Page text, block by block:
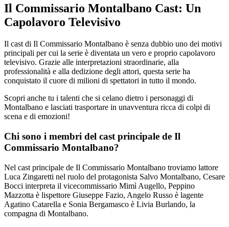
Il Commissario Montalbano Cast: Un
Capolavoro Televisivo
Il cast di Il Commissario Montalbano è senza dubbio uno dei motivi
principali per cui la serie è diventata un vero e proprio capolavoro
televisivo. Grazie alle interpretazioni straordinarie, alla
professionalità e alla dedizione degli attori, questa serie ha
conquistato il cuore di milioni di spettatori in tutto il mondo.
Scopri anche tu i talenti che si celano dietro i personaggi di
Montalbano e lasciati trasportare in unavventura ricca di colpi di
scena e di emozioni!
Chi sono i membri del cast principale de Il
Commissario Montalbano?
Nel cast principale de Il Commissario Montalbano troviamo lattore
Luca Zingaretti nel ruolo del protagonista Salvo Montalbano, Cesare
Bocci interpreta il vicecommissario Mimì Augello, Peppino
Mazzotta è lispettore Giuseppe Fazio, Angelo Russo è lagente
Agatino Catarella e Sonia Bergamasco è Livia Burlando, la
compagna di Montalbano.